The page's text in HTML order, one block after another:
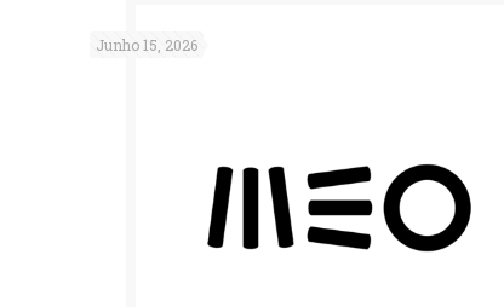
Junho 15, 2026